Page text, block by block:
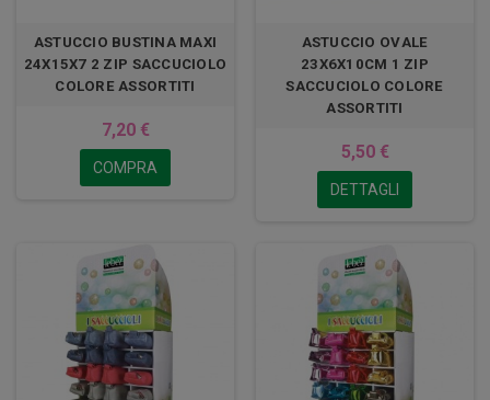
ASTUCCIO BUSTINA MAXI
24X15X7 2 ZIP SACCUCIOLO
COLORE ASSORTITI
7,20 €
COMPRA
ASTUCCIO OVALE
23X6X10CM 1 ZIP
SACCUCIOLO COLORE
ASSORTITI
5,50 €
DETTAGLI